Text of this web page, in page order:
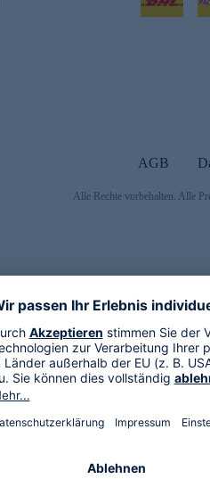
AGB
Alle Rechte vorbehalten. Alle